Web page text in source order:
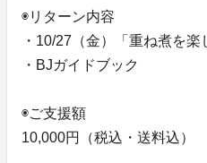
◉リターン内容
・10/27（金）「重ね煮を
・BJガイドブック
◉ご支援額
10,000円（税込・送料込）